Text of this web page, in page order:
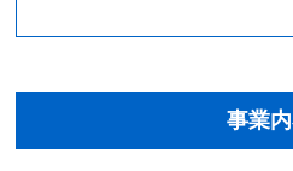
事業